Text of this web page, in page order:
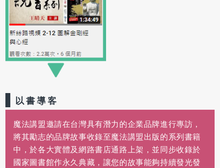
以書導客
魔法講盟邀請在台灣具有潛力的企業品牌進行專訪，
將其勵志的品牌故事收錄至魔法講盟出版的系列書籍
中，於各大實體及網路書店通路上架，並同步收錄於
國家圖書館作永久典藏，讓您的故事能夠持續發光發